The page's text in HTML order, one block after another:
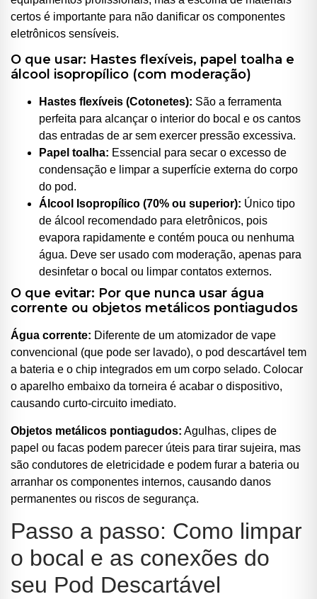
certos é importante para não danificar os componentes
eletrônicos sensíveis.
O que usar: Hastes flexíveis, papel toalha e
álcool isopropílico (com moderação)
Hastes flexíveis (Cotonetes): São a ferramenta
perfeita para alcançar o interior do bocal e os cantos
das entradas de ar sem exercer pressão excessiva.
Papel toalha: Essencial para secar o excesso de
condensação e limpar a superfície externa do corpo
do pod.
Álcool Isopropílico (70% ou superior): Único tipo
de álcool recomendado para eletrônicos, pois
evapora rapidamente e contém pouca ou nenhuma
água. Deve ser usado com moderação, apenas para
desinfetar o bocal ou limpar contatos externos.
O que evitar: Por que nunca usar água
corrente ou objetos metálicos pontiagudos
Água corrente: Diferente de um atomizador de vape
convencional (que pode ser lavado), o pod descartável tem
a bateria e o chip integrados em um corpo selado. Colocar
o aparelho embaixo da torneira é acabar o dispositivo,
causando curto-circuito imediato.
Objetos metálicos pontiagudos: Agulhas, clipes de
papel ou facas podem parecer úteis para tirar sujeira, mas
são condutores de eletricidade e podem furar a bateria ou
arranhar os componentes internos, causando danos
permanentes ou riscos de segurança.
Passo a passo: Como limpar
o bocal e as conexões do
seu Pod Descartável